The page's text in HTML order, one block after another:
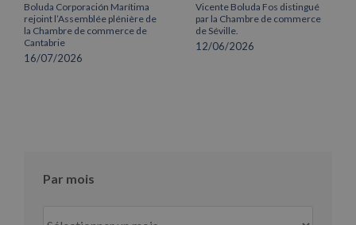
Boluda Corporación Marítima
rejoint l’Assemblée plénière de
la Chambre de commerce de
Cantabrie
16/07/2026
Vicente Boluda Fos distingué
par la Chambre de commerce
de Séville.
12/06/2026
Par mois